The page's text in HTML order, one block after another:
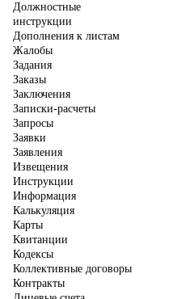
Должностные
инструкции
Дополнения к листам
Жалобы
Задания
Заказы
Заключения
Записки-расчеты
Запросы
Заявки
Заявления
Извещения
Инструкции
Информация
Калькуляция
Карты
Квитанции
Кодексы
Коллективные договоры
Контракты